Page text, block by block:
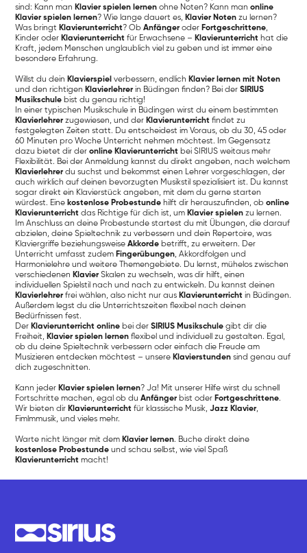
sind: Kann man Klavier spielen lernen ohne Noten? Kann manonline
Klavier spielen lernen? Wie lange dauert es, Klavier Noten zu lernen?
Was bringt Klavierunterricht? ObAnfänger oder Fortgeschrittene,
Kinder oder Klavierunterricht für Erwachsene – Klavierunterricht hat die
Kraft, jedem Menschen unglaublich viel zu geben und ist immer eine
besondere Erfahrung.
Willst du dein Klavierspiel verbessern, endlich Klavier lernen mit Noten
und den richtigen Klavierlehrer in Büdingen finden? Bei derSIRIUS
Musikschule bist du genau richtig!
In einer typischen Musikschule in Büdingen wirst du einem bestimmten
Klavierlehrer zugewiesen, und der Klavierunterricht findet zu
festgelegten Zeiten statt. Du entscheidest im Voraus, ob du 30, 45 oder
60 Minuten pro Woche Unterricht nehmen möchtest. Im Gegensatz
dazu bietet dir deronline Klavierunterricht bei SIRIUS weitaus mehr
Flexibilität. Bei der Anmeldung kannst du direkt angeben, nach welchem
Klavierlehrer du suchst und bekommst einen Lehrer vorgeschlagen, der
auch wirklich auf deinen bevorzugten Musikstil spezialisiert ist. Du kannst
sogar direkt ein Klavierstück angeben, mit dem du gerne starten
würdest. Eine kostenlose Probestunde hilft dir herauszufinden, obonline
Klavierunterricht das Richtige für dich ist, um Klavier spielen zu lernen.
Im Anschluss an deine Probestunde startest du mit Übungen, die darauf
abzielen, deine Spieltechnik zu verbessern und dein Repertoire, was
Klaviergriffe beziehungsweiseAkkorde betrifft, zu erweitern. Der
Unterricht umfasst zudem Fingerübungen, Akkordfolgen und
Harmonielehre und weitere Themengebiete. Du lernst, mühelos zwischen
verschiedenen Klavier Skalen zu wechseln, was dir hilft, einen
individuellen Spielstil nach und nach zu entwickeln. Du kannst deinen
Klavierlehrer frei wählen, also nicht nur aus Klavierunterricht in Büdingen.
Außerdem legst du die Unterrichtszeiten flexibel nach deinen
Bedürfnissen fest.
Der Klavierunterricht online bei derSIRIUS Musikschule gibt dir die
Freiheit, Klavier spielen lernen flexibel und individuell zu gestalten. Egal,
ob du deine Spieltechnik verbessern oder einfach die Freude am
Musizieren entdecken möchtest – unsere Klavierstunden sind genau auf
dich zugeschnitten.
Kann jeder Klavier spielen lernen? Ja! Mit unserer Hilfe wirst du schnell
Fortschritte machen, egal ob duAnfänger bist oder Fortgeschrittene.
Wir bieten dir Klavierunterricht für klassische Musik,Jazz Klavier,
Fimlmmusik, und vieles mehr.
Warte nicht länger mit dem Klavier lernen. Buche direkt deine
kostenlose Probestunde und schau selbst, wie viel Spaß
Klavierunterricht macht!